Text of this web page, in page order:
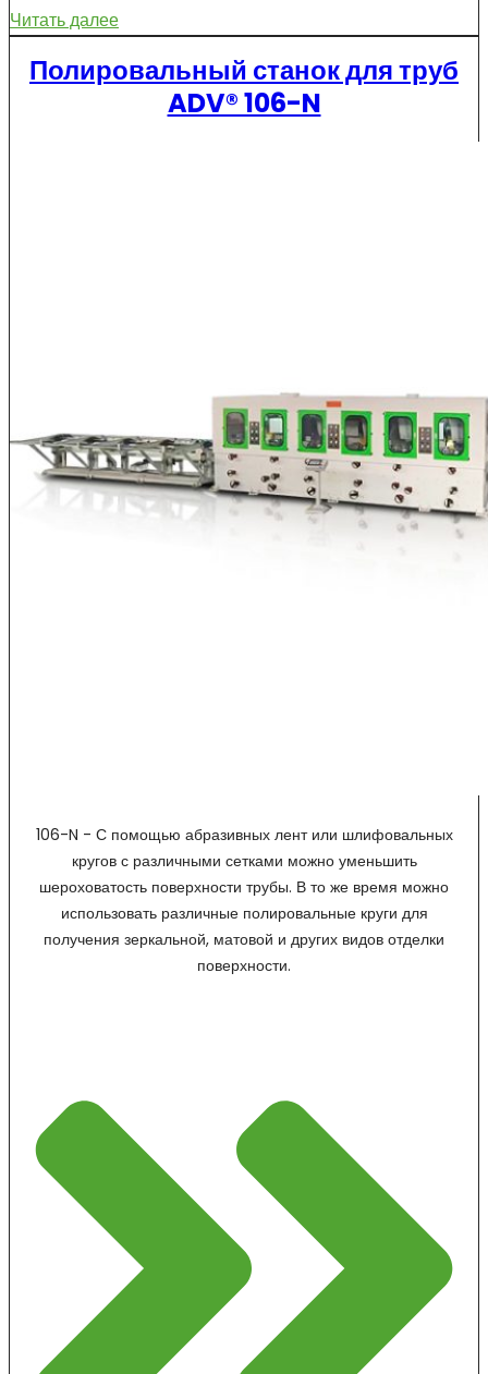
Читать далее
Полировальный станок для труб
ADV® 106-N
106-N - С помощью абразивных лент или шлифовальных
кругов с различными сетками можно уменьшить
шероховатость поверхности трубы. В то же время можно
использовать различные полировальные круги для
получения зеркальной, матовой и других видов отделки
поверхности.